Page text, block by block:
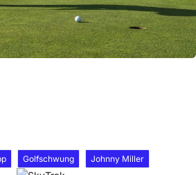
Golfschwung Johnny Miller